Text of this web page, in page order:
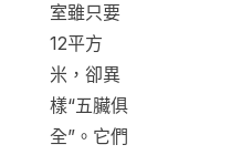
室雖只要
12平方
米，卻異
樣“五臟俱
全”。它們